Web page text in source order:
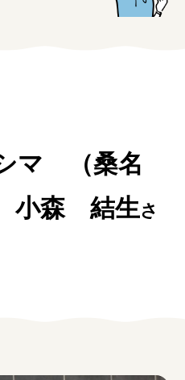
ー
マ （桑名
小森 結生さ